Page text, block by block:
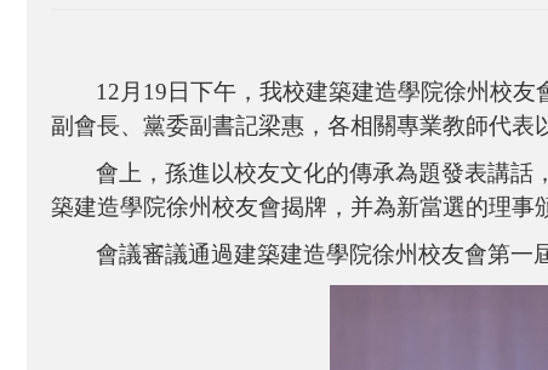
12月19日下午，我校建築建造學院徐州校
副會長、黨委副書記梁惠，各相關專業教師代表
會上，孫進以校友文化的傳承為題發表講話
築建造學院徐州校友會揭牌，并為新當選的理事
會議審議通過建築建造學院徐州校友會第一